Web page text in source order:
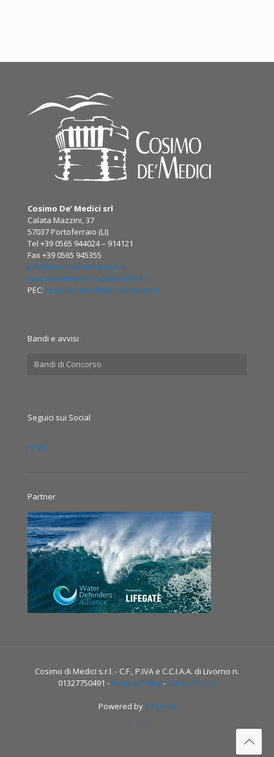
Cosimo De’ Medici srl
Calata Mazzini, 37
57037 Portoferraio (LI)
Tel +39 0565 944024 – 914121
Fax +39 0565 945355
info@cosimodemedicisrl.it
segreteria@cosimodemedicisrl.it
PEC: cosimodemedici@livornopec.it
Bandi e avvisi
Bandi di Concorso
Seguici sui Social
Partner
Cosimo di Medici s.r.l. - C.F., P.IVA e C.C.I.A.A. di Livorno n.
01327750491 - Privacy Policy- Cookie Policy
Powered by Infoelba